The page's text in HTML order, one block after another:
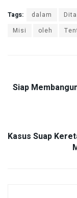
Tags: dalam
Misi
oleh
Siap
Kasus Suap